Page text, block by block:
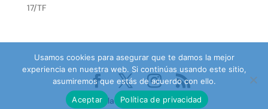
17/TF
Desarrollado por TenePro.com
Usamos cookies para asegurar que te damos la mejor
experiencia en nuestra web. Si continúas usando este sitio,
asumiremos que estás de acuerdo con ello.
Aceptar
Política de privacidad